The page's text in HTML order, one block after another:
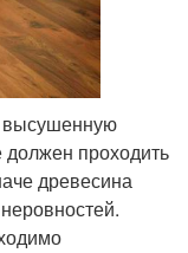
высушенную
проходить
древесина